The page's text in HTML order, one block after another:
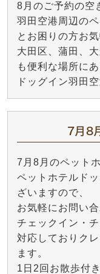
8月のご予約の空
羽田空港周辺の
とお困りの方お
大田区、蒲田、
も便利な場所にあ
ドッグイン羽田
7月8
7月8月のペット
ペットホテルド
ざいますので、
お気軽にお問い
チェックイン・
対応しておりク
ます。
1日2回お散歩付